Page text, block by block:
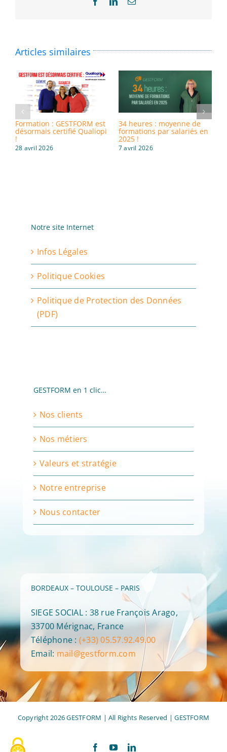
Articles similaires
Formation : GESTFORM est
désormais certifié Qualiopi
!
28 avril 2026
34 heures : moyenne de
formations par salariés en
2025 !
7 avril 2026
Notre site Internet
Infos Légales
Politique Cookies
Politique de Protection des Données
(PDF)
GESTFORM en 1 clic…
Nos clients
Nos métiers
Valeurs et stratégie
Notre entreprise
Nous contacter
BORDEAUX – TOULOUSE – PARIS
SIEGE SOCIAL : 38 rue François Arago,
33700 Mérignac, France
Téléphone : (+33) 05.57.92.49.00
Email: mail@gestform.com
Copyright 2026 GESTFORM | All Rights Reserved |GESTFORM
FacebookYouTubeLinkedIn